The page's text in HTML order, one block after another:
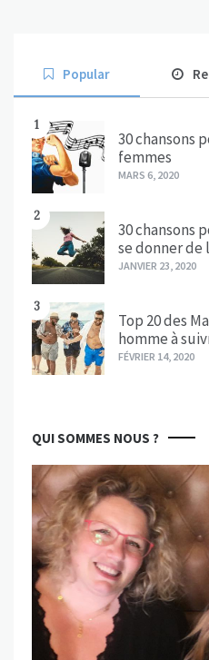
Popular
1
30 chansons
femmes
MARS 6, 2020
2
30 chansons
se donner de
JANVIER 23, 2020
3
Top 20 des
homme à
FÉVRIER 14, 2020
QUI SOMMES NOUS ?